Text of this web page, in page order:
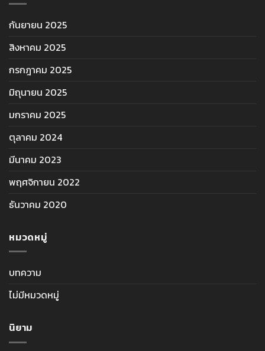
กันยายน 2025
สิงหาคม 2025
กรกฎาคม 2025
มิถุนายน 2025
มกราคม 2025
ตุลาคม 2024
มีนาคม 2023
พฤศจิกายน 2022
ธันวาคม 2020
หมวดหมู่
บทความ
ไม่มีหมวดหมู่
นิยาม